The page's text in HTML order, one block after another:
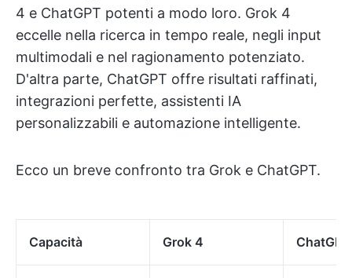
4 e ChatGPT potenti a modo loro. Grok 4
eccelle nella ricerca in tempo reale, negli input
multimodali e nel ragionamento potenziato.
D'altra parte, ChatGPT offre risultati raffinati,
integrazioni perfette, assistenti IA
personalizzabili e automazione intelligente.
Ecco un breve confronto tra Grok e ChatGPT.
Capacità Grok 4 ChatGPT